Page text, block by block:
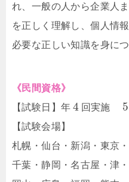
れ、一般の人から企業人
を正しく理解し、個人情
必要な正しい知識を身に
《民間資格》
【試験日】年 4 回実施 5
【試験会場】
札幌・仙台・新潟・東京
千葉・静岡・名古屋・津